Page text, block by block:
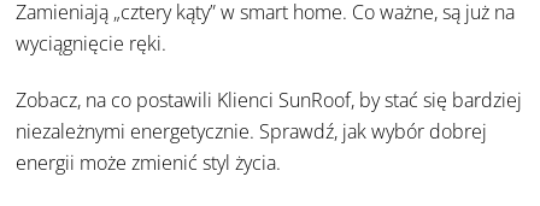
Zamieniają „cztery kąty” w smart home. Co ważne, są już na
wyciągnięcie ręki.
Zobacz, na co postawili Klienci SunRoof, by stać się bardziej
niezależnymi energetycznie. Sprawdź, jak wybór dobrej
energii może zmienić styl życia.